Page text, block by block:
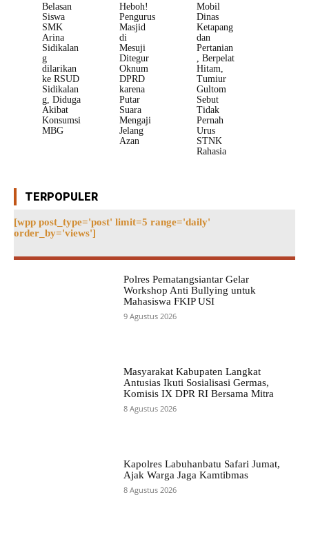
Belasan
Siswa
SMK
Arina
Sidikalan
g
dilarikan
ke RSUD
Sidikalan
g, Diduga
Akibat
Konsumsi
MBG
Heboh!
Pengurus
Masjid
di
Mesuji
Ditegur
Oknum
DPRD
karena
Putar
Suara
Mengaji
Jelang
Azan
Mobil
Dinas
Ketapang
dan
Pertanian
, Berpelat
Hitam,
Tumiur
Gultom
Sebut
Tidak
Pernah
Urus
STNK
Rahasia
TERPOPULER
[wpp post_type='post' limit=5 range='daily'
order_by='views']
Polres Pematangsiantar Gelar
Workshop Anti Bullying untuk
Mahasiswa FKIP USI
9 Agustus 2026
Masyarakat Kabupaten Langkat
Antusias Ikuti Sosialisasi Germas,
Komisis IX DPR RI Bersama Mitra
8 Agustus 2026
Kapolres Labuhanbatu Safari Jumat,
Ajak Warga Jaga Kamtibmas
8 Agustus 2026